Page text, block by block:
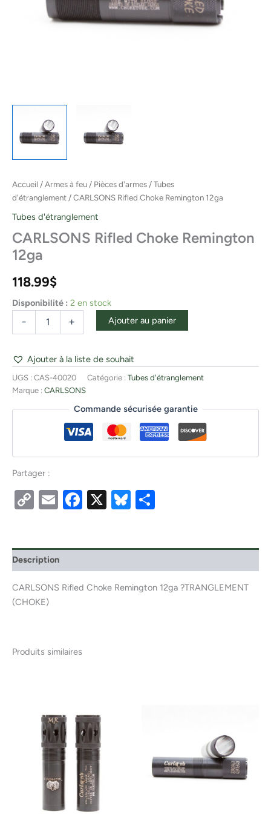
Accueil /Armes à feu/ Pièces d'armes/Tubes
d'étranglement/ CARLSONS Rifled Choke Remington 12ga
Tubes d'étranglement
CARLSONS Rifled Choke Remington
12ga
118.99$
Disponibilité : 2 en stock
- + Ajouter au panier
Ajouter à la liste de souhait
UGS : CAS-40020 Catégorie : Tubes d'étranglement
Marque : CARLSONS
Commande sécurisée garantie
Partager :
CopyEmailFacebook
X Bluesky
Description
CARLSONS Rifled Choke Remington 12ga ?TRANGLEMENT
(CHOKE)
Produits similaires